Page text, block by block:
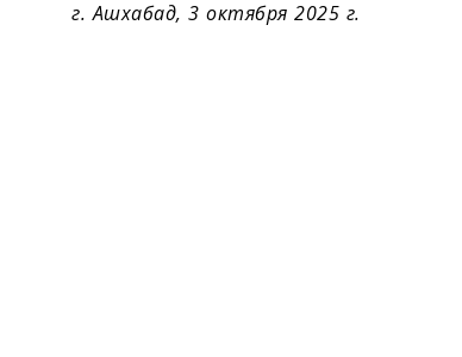
г. Ашхабад, 3 октября 2025 г.